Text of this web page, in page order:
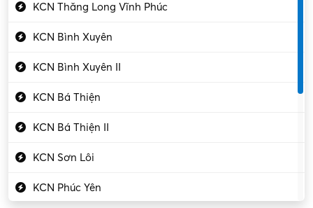
Kỹ thuật cao
Kỹ thuật mạng – IT
Làm bán thời gian
Lao động phổ thông
Lập trình – Phát triển
Luật – Công chứng
Marketing – PR
KCN Thăng Long Vĩnh Phúc
KCN Bình Xuyên
KCN Bình Xuyên II
KCN Bá Thiện
KCN Bá Thiện II
KCN Sơn Lôi
KCN Phúc Yên